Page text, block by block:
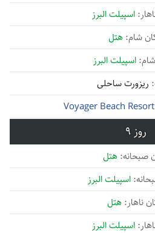
اسپیلت البرز
هتل
اسپیلت البرز
ریزورت ساحلی
Voyager Beach Resort
9
هتل
اسپیلت البرز
هتل
اسپیلت البرز